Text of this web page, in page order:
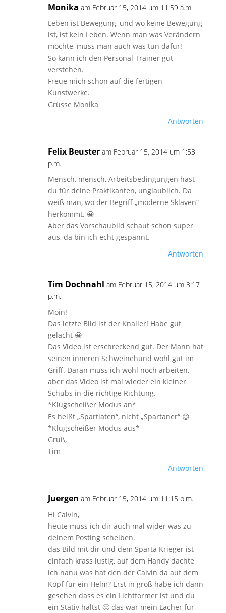
Monika am Februar 15, 2014 um 11:59 a.m.
Leben ist Bewegung, und wo keine Bewegung
ist, ist kein Leben. Wenn man was Verändern
möchte, muss man auch was tun dafür!
So kann ich den Personal Trainer gut
verstehen.
Freue mich schon auf die fertigen
Kunstwerke.
Grüsse Monika
Antworten
Felix Beuster am Februar 15, 2014 um 1:53
p.m.
Mensch, mensch, Arbeitsbedingungen hast
du für deine Praktikanten, unglaublich. Da
weiß man, wo der Begriff „moderne Sklaven“
herkommt. 😀
Aber das Vorschaubild schaut schon super
aus, da bin ich echt gespannt.
Antworten
Tim Dochnahl am Februar 15, 2014 um 3:17
p.m.
Moin!
Das letzte Bild ist der Knaller! Habe gut
gelacht 😀
Das Video ist erschreckend gut. Der Mann hat
seinen inneren Schweinehund wohl gut im
Griff. Daran muss ich wohl noch arbeiten,
aber das Video ist mal wieder ein kleiner
Schubs in die richtige Richtung.
*Klugscheißer Modus an*
Es heißt „Spartiaten“, nicht „Spartaner“ 😉
*Klugscheißer Modus aus*
Gruß,
Tim
Antworten
Juergen am Februar 15, 2014 um 11:15 p.m.
Hi Calvin,
heute muss ich dir auch mal wider was zu
deinem Posting scheiben.
das Bild mit dir und dem Sparta Krieger ist
einfach krass lustig, auf dem Handy dachte
ich nanu was hat den der Calvin da auf dem
Kopf für ein Helm? Erst in groß habe ich dann
gesehen dass es ein Lichtformer ist und du
ein Stativ hältst 🙂 das war mein Lacher für